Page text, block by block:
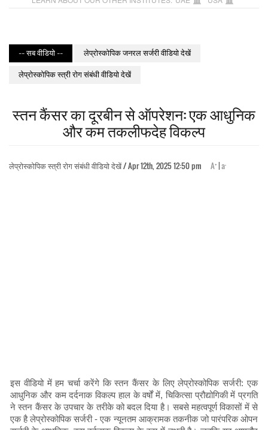
-- सब वीडियो -- लेप्रोस्कोपिक जनरल सर्जरी वीडियो देखें
लेप्रोस्कोपिक स्त्री रोग संबंधी वीडियो देखें
स्तन कैंसर का दूरबीन से ऑपरेशन: एक आधुनिक
और कम तकलीफदेह विकल्प
लेप्रोस्कोपिक स्त्री रोग संबंधी वीडियो देखें / Apr 12th, 2025 12:50 pm A+ |a-
इस वीडियो में हम चर्चा करेंगे कि स्तन कैंसर के लिए लेप्रोस्कोपिक सर्जरी: एक
आधुनिक और कम दर्दनाक विकल्प हाल के वर्षों में, चिकित्सा प्रौद्योगिकी में प्रगति
ने स्तन कैंसर के उपचार के तरीके को बदल दिया है। सबसे महत्वपूर्ण विकासों में से
एक है लेप्रोस्कोपिक सर्जरी - एक न्यूनतम आक्रामक तकनीक जो पारंपरिक ओपन